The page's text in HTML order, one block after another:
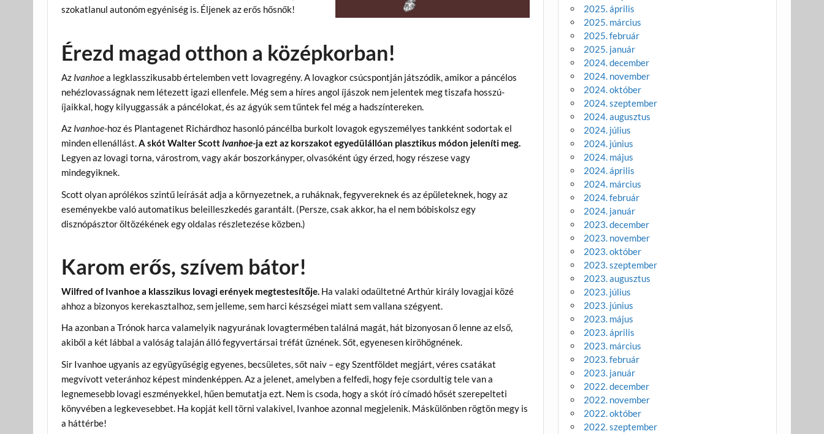
szokatlanul autonóm egyéniség is. Éljenek az erős hősnők!
Érezd magad otthon a középkorban!
Az Ivanhoea legklasszikusabb értelemben vett lovagregény. A lovagkor csúcspontján játszódik, amikor a páncélos
nehézlovasságnak nem létezett igazi ellenfele. Még sem a híres angol íjászok nem jelentek meg tiszafa hosszú-
íjaikkal, hogy kilyuggassák a páncélokat, és az ágyúk sem tűntek fel még a hadszíntereken.
Az Ivanhoe-hoz és Plantagenet Richárdhoz hasonló páncélba burkolt lovagok egyszemélyes tankként sodortak el
minden ellenállást.A skót Walter Scott Ivanhoe-ja ezt az korszakot egyedülállóan plasztikus módon jeleníti meg.
Legyen az lovagi torna, várostrom, vagy akár boszorkányper, olvasóként úgy érzed, hogy részese vagy
mindegyiknek.
Scott olyan aprólékos szintű leírását adja a környezetnek, a ruháknak, fegyvereknek és az épületeknek, hogy az
eseményekbe való automatikus beleilleszkedés garantált. (Persze, csak akkor, ha el nem bóbiskolsz egy
disznópásztor öltözékének egy oldalas részletezése közben.)
Karom erős, szívem bátor!
Wilfred of Ivanhoe a klasszikus lovagi erények megtestesítője. Ha valaki odaültetné Arthúr király lovagjai közé
ahhoz a bizonyos kerekasztalhoz, sem jelleme, sem harci készségei miatt sem vallana szégyent.
Ha azonban a Trónok harca valamelyik nagyurának lovagtermében találná magát, hát bizonyosan ő lenne az első,
akiből a két lábbal a valóság talaján álló fegyvertársai tréfát űznének. Sőt, egyenesen kiröhögnének.
Sir Ivanhoe ugyanis az együgyűségig egyenes, becsületes, sőt naiv – egy Szentföldet megjárt, véres csatákat
megvívott veteránhoz képest mindenképpen. Az a jelenet, amelyben a felfedi, hogy feje csordultig tele van a
legnemesebb lovagi eszményekkel, hűen bemutatja ezt. Nem is csoda, hogy a skót író címadó hősét szerepelteti
könyvében a legkevesebbet. Ha kopját kell törni valakivel, Ivanhoe azonnal megjelenik. Máskülönben rögtön megy is
a háttérbe!
2025. április
2025. március
2025. február
2025. január
2024. december
2024. november
2024. október
2024. szeptember
2024. augusztus
2024. július
2024. június
2024. május
2024. április
2024. március
2024. február
2024. január
2023. december
2023. november
2023. október
2023. szeptember
2023. augusztus
2023. július
2023. június
2023. május
2023. április
2023. március
2023. február
2023. január
2022. december
2022. november
2022. október
2022. szeptember